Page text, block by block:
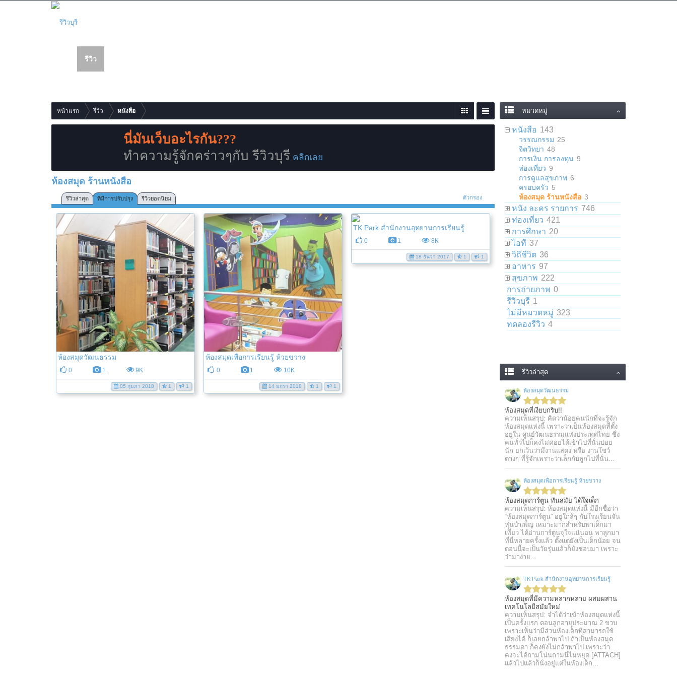
หน้าแรก รีวิว หนังสือ
นี่มันเว็บอะไรกัน???
ทำความรู้จักคร่าวๆกับ รีวิวบุรี คลิกเลย
ห้องสมุด ร้านหนังสือ
ตัวกรอง
รีวิวล่าสุด ที่มีการปรับปรุง รีวิวยอดนิยม
ห้องสมุดวัฒนธรรม
0 1 9K
05 กุมภา 2018 1 1
ห้องสมุดเพื่อการเรียนรู้ ห้วยขวาง
0 1 10K
14 มกรา 2018 1 1
TK Park สำนักงานอุทยานการเรียนรู้
0 1 8K
18 ธันวา 2017 1 1
หมวดหมู่
หนังสือ 143
วรรณกรรม 25
จิตวิทยา 48
การเงิน การลงทุน 9
ท่องเที่ยว 9
การดูแลสุขภาพ 6
ครอบครัว 5
ห้องสมุด ร้านหนังสือ 3
หนัง ละคร รายการ 746
ท่องเที่ยว 421
การศึกษา 20
ไอที 37
วิถึชีวิต 36
อาหาร 97
สุขภาพ 222
การถ่ายภาพ 0
รีวิวบุรี 1
ไม่มีหมวดหมู่ 323
ทดลองรีวิว 4
รีวิวล่าสุด
ห้องสมุดวัฒนธรรม
ห้องสมุดที่เงียบกริบ!!
ความเห็นสรุป: คิดว่าน้อยคนนักที่จะรู้จัก
ห้องสมุดแห่งนี้ เพราะว่าเป็นห้องสมุดที่ตั้ง
อยู่ใน ศูนย์วัฒนธรรมแห่งประเทศไทย ซึ่ง
คนทั่วไปก็คงไม่ค่อยได้เข้าไปที่นั่นบ่อย
นัก ยกเว้นว่ามีงานแสดง หรือ งานโชว์
ต่างๆ ที่รู้จักเพราะว่าเล็กกับลูกไปที่นั่น...
ห้องสมุดเพื่อการเรียนรู้ ห้วยขวาง
ห้องสมุดการ์ตูน ทันสมัย ได้ใจเด็ก
ความเห็นสรุป: ห้องสมุดแห่งนี้ มีอีกชื่อว่า
“ห้องสมุดการ์ตูน” อยู่ใกล้ๆ กับโรงเรียนจัน
หุ่นบำเพ็ญ เหมาะมากสำหรับพาเด็กมา
เที่ยว ได้อ่านการ์ตูนจุใจแน่นอน พาลูกมา
ที่นี่หลายครั้งแล้ว ตั้งแต่ยังเป็นเด็กน้อย จน
ตอนนี้จะเป็นวัยรุ่นแล้วก็ยังชอบมา เพราะ
ว่ามาง่าย...
TK Park สำนักงานอุทยานการเรียนรู้
ห้องสมุดที่มีความหลากหลาย ผสมผสาน
เทคโนโลยีสมัยใหม่
ความเห็นสรุป: จำได้ว่าเข้าห้องสมุดแห่งนี้
เป็นครั้งแรก ตอนลูกอายุประมาณ 2 ขวบ
เพราะเห็นว่ามีส่วนห้องเด็กที่สามารถใช้
เสียงได้ ก็เลยกล้าพาไป ถ้าเป็นห้องสมุด
ธรรมดา ก็คงยังไม่กล้าพาไป เพราะว่า
คงจะได้ถามโน่นถามนี่ไม่หยุด [ATTACH]
แล้วไปแล้วก็นั่งอยู่แต่ในห้องเด็ก...
รีวิว